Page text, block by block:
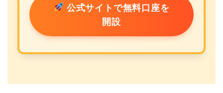
公式サイトで無料口座を
開設